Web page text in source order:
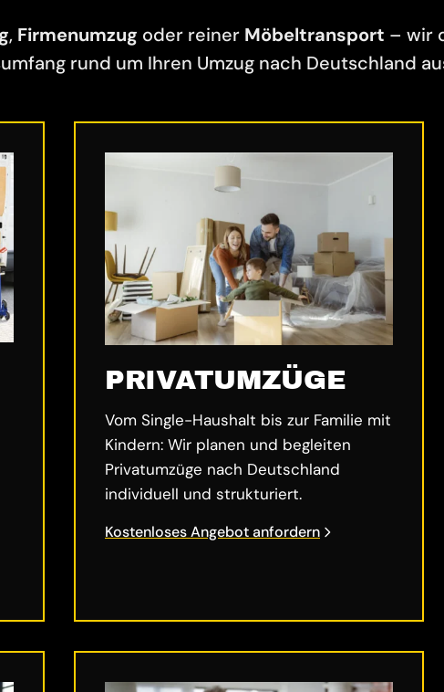
, Firmenumzug oder reiner Möbeltransport – wir
rund um Ihren Umzug nach Deutschland
PRIVATUMZÜGE
Vom Single-Haushalt bis zur Familie mit
Kindern: Wir planen und begleiten
Privatumzüge nach Deutschland
individuell und strukturiert.
Kostenloses Angebot anfordern